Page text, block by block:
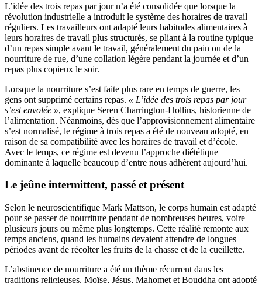
L’idée des trois repas par jour n’a été consolidée que lorsque la
révolution industrielle a introduit le système des horaires de travail
réguliers. Les travailleurs ont adapté leurs habitudes alimentaires à
leurs horaires de travail plus structurés, se pliant à la routine typique
d’un repas simple avant le travail, généralement du pain ou de la
nourriture de rue, d’une collation légère pendant la journée et d’un
repas plus copieux le soir.
Lorsque la nourriture s’est faite plus rare en temps de guerre, les
gens ont supprimé certains repas. « L’idée des trois repas par jour
s’est envolée », explique Seren Charrington-Hollins, historienne de
l’alimentation. Néanmoins, dès que l’approvisionnement alimentaire
s’est normalisé, le régime à trois repas a été de nouveau adopté, en
raison de sa compatibilité avec les horaires de travail et d’école.
Avec le temps, ce régime est devenu l’approche diététique
dominante à laquelle beaucoup d’entre nous adhèrent aujourd’hui.
Le jeûne intermittent, passé et présent
Selon le neuroscientifique Mark Mattson, le corps humain est adapté
pour se passer de nourriture pendant de nombreuses heures, voire
plusieurs jours ou même plus longtemps. Cette réalité remonte aux
temps anciens, quand les humains devaient attendre de longues
périodes avant de récolter les fruits de la chasse et de la cueillette.
L’abstinence de nourriture a été un thème récurrent dans les
traditions religieuses. Moïse, Jésus, Mahomet et Bouddha ont adopté